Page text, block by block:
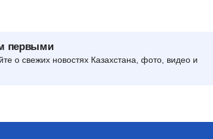
первыми
о свежих новостях Казахстана, фото, видео и